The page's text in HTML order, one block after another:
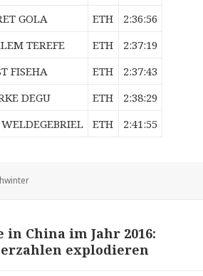
GOLA ETH
2:36:56
TEREFE ETH
2:37:19
FISEHA ETH
2:37:43
DEGU ETH
2:38:29
ETH 2:41:55
Autor
hwinter
in China im Jahr 2016:
explodieren